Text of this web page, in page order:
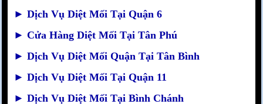
► Dịch Vụ Diệt Mối Tại Quận 6
► Cửa Hàng Diệt Mối Tại Tân Phú
► Dịch Vụ Diệt Mối Quận Tại Tân Bình
► Dịch Vụ Diệt Mối Tại Quận 11
► Dịch Vụ Diệt Mối Tại Bình Chánh